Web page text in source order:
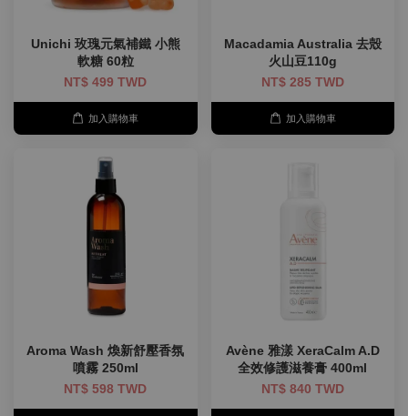
Unichi 玫瑰元氣補鐵 小熊
軟糖 60粒
NT$ 499 TWD
加入購物車
Macadamia Australia 去殼
火山豆110g
NT$ 285 TWD
加入購物車
Aroma Wash 煥新舒壓香氛
噴霧 250ml
NT$ 598 TWD
Avène 雅漾 XeraCalm A.D
全效修護滋養膏 400ml
NT$ 840 TWD